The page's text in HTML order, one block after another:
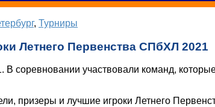
, Турниры
Летнего Первенства СПбХЛ 2021
соревновании участвовали команд,
призеры и лучшие игроки Летнего